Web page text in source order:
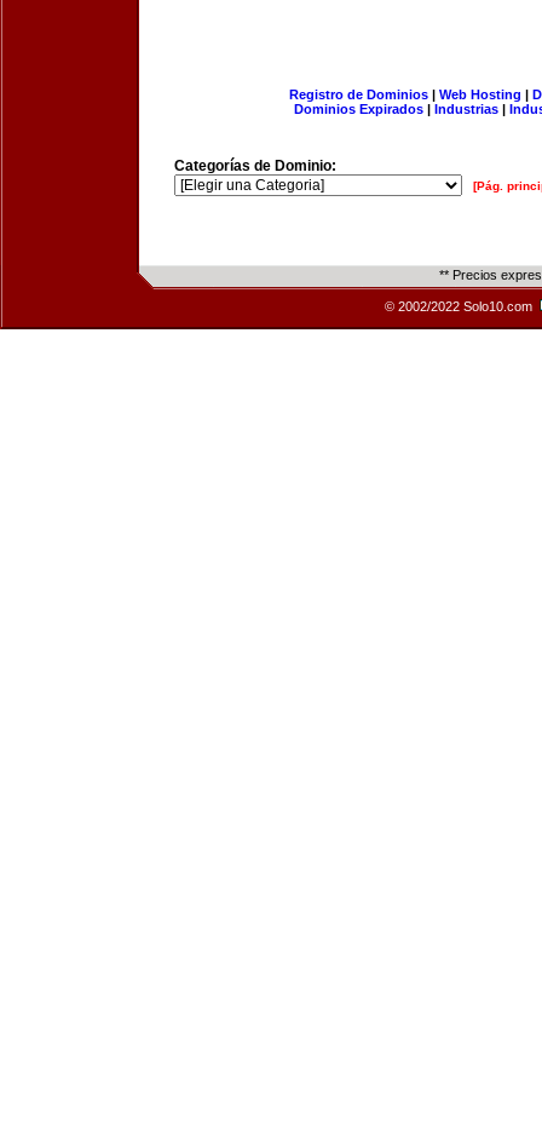
Registro de Dominios| Web Hosting |
Dominios Expirados | Industrias |
Categorías de Dominio:
[Pág.
** Precios
© 2002/2022 Solo10.com